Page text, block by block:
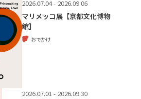
2026.07.04 - 2026.09.06
マリメッコ展【京都文化博物
館】
おでかけ
2026.07.01 - 2026.09.30